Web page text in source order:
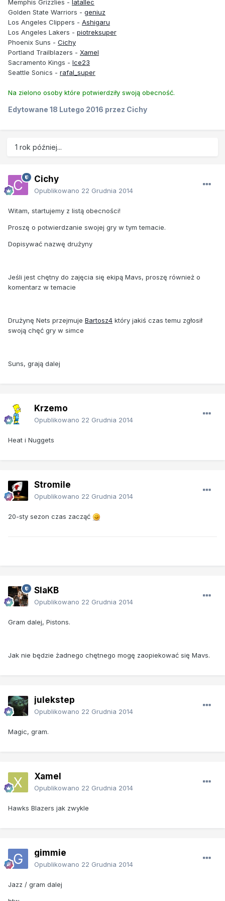
Memphis Grizzlies - latallec
Golden State Warriors - geniuz
Los Angeles Clippers - Ashigaru
Los Angeles Lakers - piotreksuper
Phoenix Suns - Cichy
Portland Trailblazers - Xamel
Sacramento Kings - Ice23
Seattle Sonics - rafal_super
Na zielono osoby które potwierdziły swoją obecność.
Edytowane 18 Lutego 2016 przez Cichy
1 rok później...
Cichy
Opublikowano 22 Grudnia 2014
Witam, startujemy z listą obecności!
Proszę o potwierdzanie swojej gry w tym temacie.
Dopisywać nazwę drużyny
Jeśli jest chętny do zajęcia się ekipą Mavs, proszę również o
komentarz w temacie
Drużynę Nets przejmuje Bartosz4 który jakiś czas temu zgłosił
swoją chęć gry w simce
Suns, grają dalej
Krzemo
Opublikowano 22 Grudnia 2014
Heat i Nuggets
Stromile
Opublikowano 22 Grudnia 2014
20-sty sezon czas zacząć
SlaKB
Opublikowano 22 Grudnia 2014
Gram dalej, Pistons.
Jak nie będzie żadnego chętnego mogę zaopiekować się Mavs.
julekstep
Opublikowano 22 Grudnia 2014
Magic, gram.
Xamel
Opublikowano 22 Grudnia 2014
Hawks Blazers jak zwykle
gimmie
Opublikowano 22 Grudnia 2014
Jazz / gram dalej